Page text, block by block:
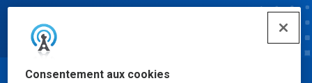
Consentement aux cookies